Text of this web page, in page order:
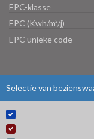
EPC-klasse
EPC (Kwh/m²/j)
EPC unieke code
Selectie van